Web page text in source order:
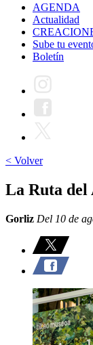
AGENDA
Actualidad
Sube tu
Boletín
< Volver
La Ruta
Gorliz Del 10 de